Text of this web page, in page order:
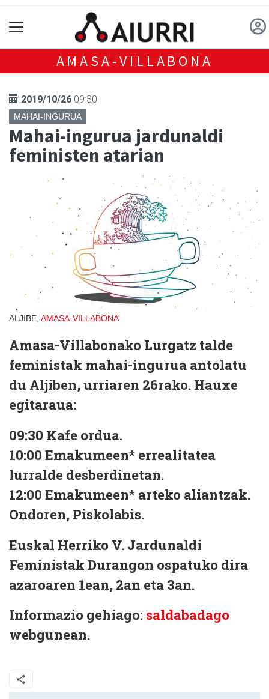
AMASA-VILLABONA
2019/10/26 09:30
MAHAI-INGURUA
Mahai-ingurua jardunaldi
feministen atarian
ALJIBE, AMASA-VILLABONA
Amasa-Villabonako Lurgatz talde
feministak mahai-ingurua antolatu
du Aljiben, urriaren 26rako. Hauxe
egitaraua:
09:30 Kafe ordua.
10:00 Emakumeen* errealitatea
lurralde desberdinetan.
12:00 Emakumeen* arteko aliantzak.
Ondoren, Piskolabis.
Euskal Herriko V. Jardunaldi
Feministak Durangon ospatuko dira
azaroaren 1ean, 2an eta 3an.
Informazio gehiago: saldabadago
webgunean.